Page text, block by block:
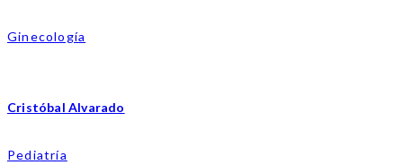
Ginecología
Cristóbal Alvarado
Pediatría